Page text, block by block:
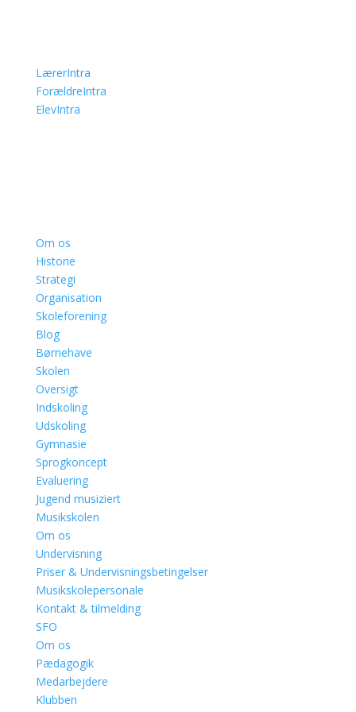
LærerIntra
ForældreIntra
ElevIntra
Om os
Historie
Strategi
Organisation
Skoleforening
Blog
Børnehave
Skolen
Oversigt
Indskoling
Udskoling
Gymnasie
Sprogkoncept
Evaluering
Jugend musiziert
Musikskolen
Om os
Undervisning
Priser & Undervisningsbetingelser
Musikskolepersonale
Kontakt & tilmelding
SFO
Om os
Pædagogik
Medarbejdere
Klubben